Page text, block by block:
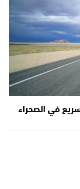
في الصحراء